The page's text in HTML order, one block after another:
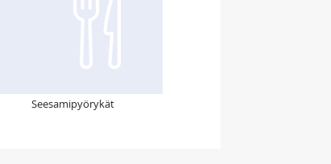
Seesamipyörykät